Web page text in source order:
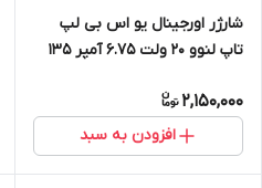
شارژر اورجینال یو اس بی لپ
تاپ لنوو 20 ولت 6.75 آمپر 135
2,150,000
افزودن به سبد